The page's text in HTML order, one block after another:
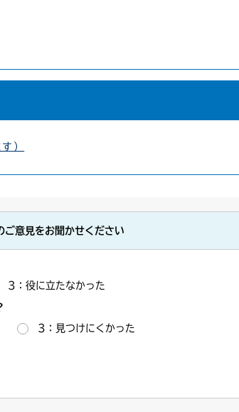
）
ご意見をお聞かせください
3：役に立たなかった
3：見つけにくかった